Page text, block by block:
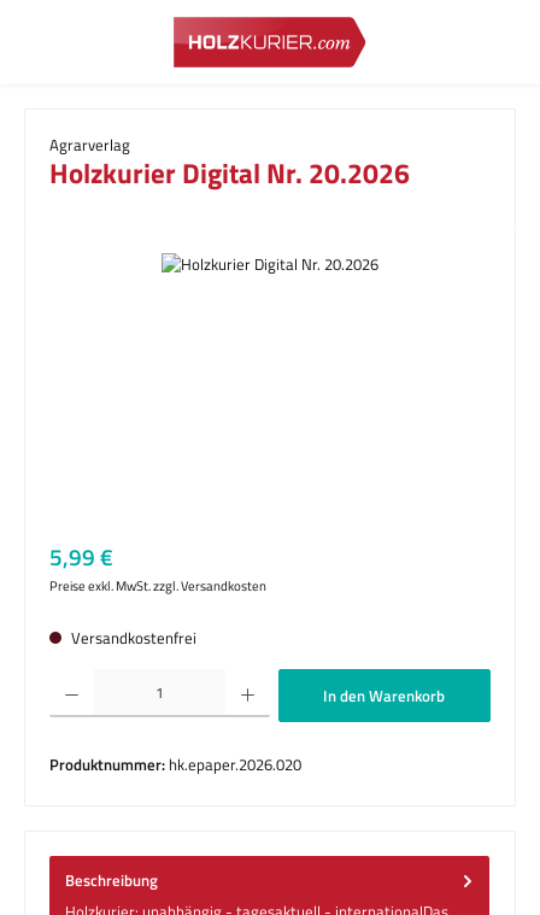
Zum Hauptinhalt springen
Agrarverlag
Holzkurier Digital Nr. 20.2026
Bildergalerie überspringen
Regulärer Preis:
5,99 €
Preise exkl. MwSt. zzgl. Versandkosten
Versandkostenfrei
Produkt Anzahl: Gib den gewünschten Wert ein oder benutze die Schaltflächen um
In den Warenkorb
Produktnummer: hk.epaper.2026.020
Beschreibung